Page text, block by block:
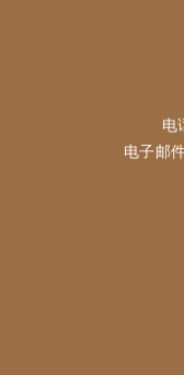
电
电子邮件